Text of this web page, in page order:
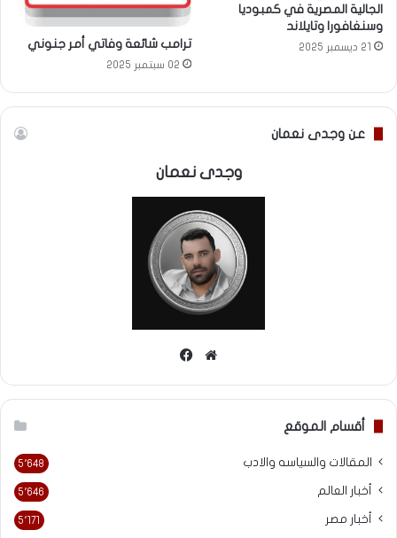
الجالية المصرية في كمبوديا
وسنغافورا وتايلاند
21 ديسمبر 2025 ترامب شائعة وفاتي أمر جنوني
02 سبتمبر 2025
عن وجدى نعمان
وجدى نعمان
موقع
أقسام الموقع
المقالات والسياسه والادب 5٬648
أخبار العالم 5٬646
أخبار مصر 5٬171